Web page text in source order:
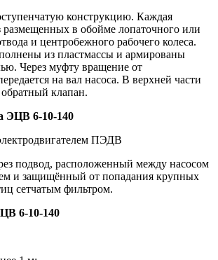
конструкцию. Каждая
размещенных в обойме лопаточного или
и центробежного рабочего колеса.
из пластмассы и армированы
Через муфту вращение от
на вал насоса. В верхней части
обратный клапан.
ЭЦВ 6-10-140
ПЭДВ
подвод, расположенный между насосом
и защищённый от попадания крупных
сетчатым фильтром.
6-10-140